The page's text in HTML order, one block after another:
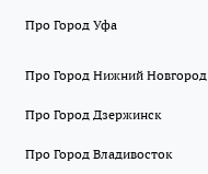
Про Город Уфа
Про Город Нижний Новгород
Про Город Дзержинск
Про Город Владивосток